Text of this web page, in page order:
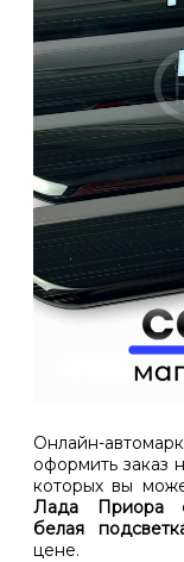
Онлайн-
оформить заказ
которых вы
Лада Приора
белая
цене.